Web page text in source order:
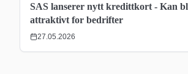
SAS lanserer nytt kredittkort - Kan
attraktivt for bedrifter
27.05.2026